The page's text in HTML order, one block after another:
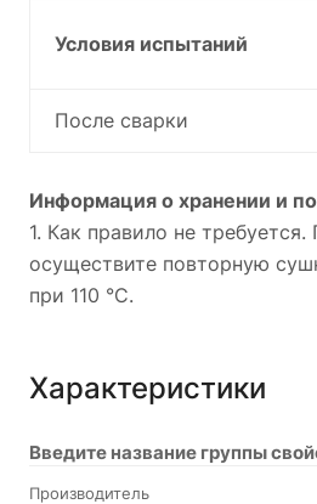
Условия испытаний
После сварки
Информация о хранении и
1. Как правило не
осуществите повторную
при 110 °С.
Характеристики
Введите название группы
Производитель